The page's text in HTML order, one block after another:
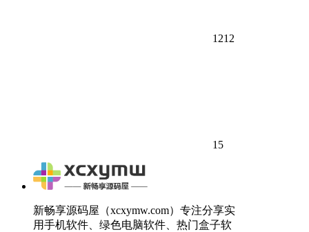
1212
15
新畅享源码屋（xcxymw.com）专注分享实
用手机软件、绿色电脑软件、热门盒子软